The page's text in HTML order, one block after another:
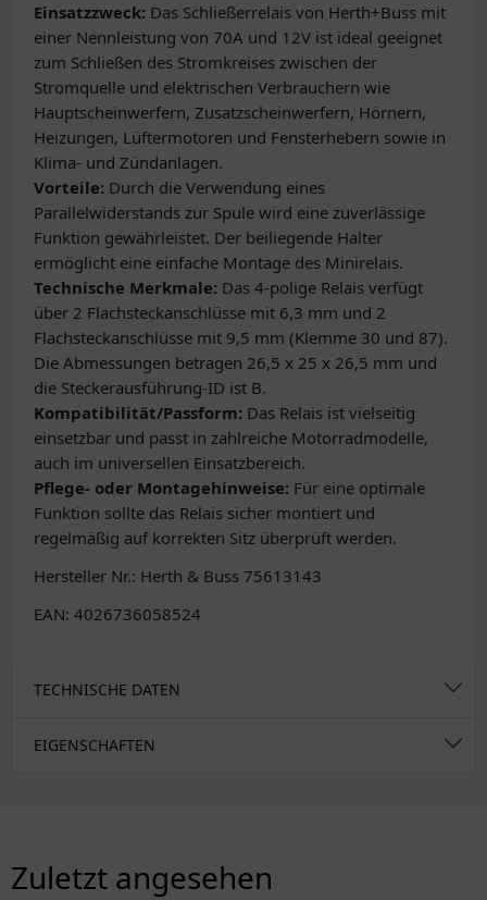
Einsatzzweck: Das Schließerrelais von Herth+Buss mit
einer Nennleistung von 70A und 12V ist ideal geeignet
zum Schließen des Stromkreises zwischen der
Stromquelle und elektrischen Verbrauchern wie
Hauptscheinwerfern, Zusatzscheinwerfern, Hörnern,
Heizungen, Lüftermotoren und Fensterhebern sowie in
Klima- und Zündanlagen.
Vorteile: Durch die Verwendung eines
Parallelwiderstands zur Spule wird eine zuverlässige
Funktion gewährleistet. Der beiliegende Halter
ermöglicht eine einfache Montage des Minirelais.
Technische Merkmale: Das 4-polige Relais verfügt
über 2 Flachsteckanschlüsse mit 6,3 mm und 2
Flachsteckanschlüsse mit 9,5 mm (Klemme 30 und 87).
Die Abmessungen betragen 26,5 x 25 x 26,5 mm und
die Steckerausführung-ID ist B.
Kompatibilität/Passform: Das Relais ist vielseitig
einsetzbar und passt in zahlreiche Motorradmodelle,
auch im universellen Einsatzbereich.
Pflege- oder Montagehinweise: Für eine optimale
Funktion sollte das Relais sicher montiert und
regelmäßig auf korrekten Sitz überprüft werden.
Hersteller Nr.: Herth & Buss 75613143
EAN: 4026736058524
TECHNISCHE DATEN
EIGENSCHAFTEN
Zuletzt angesehen